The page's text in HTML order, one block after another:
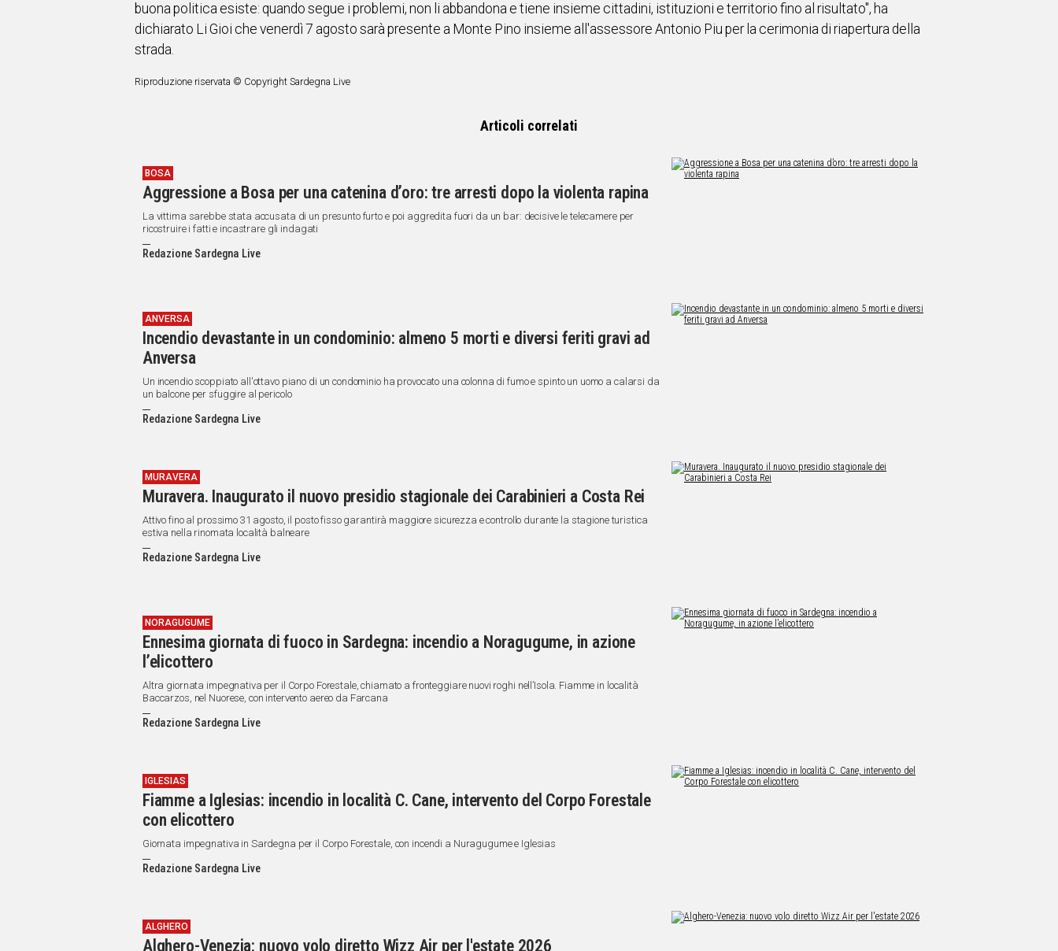
buona politica esiste: quando segue i problemi, non li abbandona e tiene insieme cittadini, istituzioni e territorio fino al risultato", ha
dichiarato Li Gioi che venerdì 7 agosto sarà presente a Monte Pino insieme all'assessore Antonio Piu per la cerimonia di riapertura della
strada.
Riproduzione riservata © Copyright Sardegna Live
Articoli correlati
BOSA
Aggressione a Bosa per una catenina d’oro: tre arresti dopo la violenta rapina
La vittima sarebbe stata accusata di un presunto furto e poi aggredita fuori da un bar: decisive le telecamere per
ricostruire i fatti e incastrare gli indagati
Redazione Sardegna Live
ANVERSA
Incendio devastante in un condominio: almeno 5 morti e diversi feriti gravi ad
Anversa
Un incendio scoppiato all'ottavo piano di un condominio ha provocato una colonna di fumo e spinto un uomo a calarsi da
un balcone per sfuggire al pericolo
Redazione Sardegna Live
MURAVERA
Muravera. Inaugurato il nuovo presidio stagionale dei Carabinieri a Costa Rei
Attivo fino al prossimo 31 agosto, il posto fisso garantirà maggiore sicurezza e controllo durante la stagione turistica
estiva nella rinomata località balneare
Redazione Sardegna Live
NORAGUGUME
Ennesima giornata di fuoco in Sardegna: incendio a Noragugume, in azione
l’elicottero
Altra giornata impegnativa per il Corpo Forestale, chiamato a fronteggiare nuovi roghi nell’Isola. Fiamme in località
Baccarzos, nel Nuorese, con intervento aereo da Farcana
Redazione Sardegna Live
IGLESIAS
Fiamme a Iglesias: incendio in località C. Cane, intervento del Corpo Forestale
con elicottero
Giornata impegnativa in Sardegna per il Corpo Forestale, con incendi a Nuragugume e Iglesias
Redazione Sardegna Live
ALGHERO
Alghero-Venezia: nuovo volo diretto Wizz Air per l'estate 2026